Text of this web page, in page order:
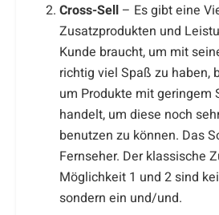
Cross-Sell – Es gibt eine
Zusatzprodukten und
Kunde braucht, um mit
richtig viel Spaß zu haben,
um Produkte mit geringem
handelt, um diese noch
benutzen zu können. Das
Fernseher. Der klassische
Möglichkeit 1 und 2 sind
sondern ein und/und.